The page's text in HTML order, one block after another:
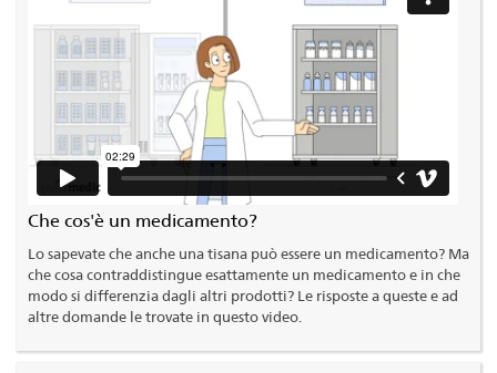
Che cos'è un medicamento?
Lo sapevate che anche una tisana può essere un medicamento? Ma
che cosa contraddistingue esattamente un medicamento e in che
modo si differenzia dagli altri prodotti? Le risposte a queste e ad
altre domande le trovate in questo video.